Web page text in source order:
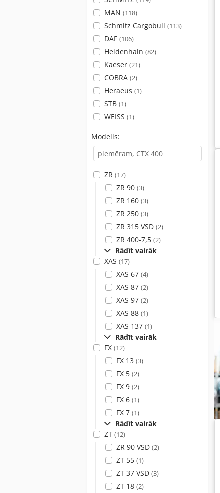
MAN (118)
Schmitz Cargobull (113)
DAF (106)
Heidenhain (82)
Kaeser (21)
COBRA (2)
Heraeus (1)
STB (1)
WEISS (1)
Modelis:
ZR (17)
ZR 90 (3)
ZR 160 (3)
ZR 250 (3)
ZR 315 VSD (2)
ZR 400-7,5 (2)
Rādīt vairāk
XAS (17)
XAS 67 (4)
XAS 87 (2)
XAS 97 (2)
XAS 88 (1)
XAS 137 (1)
Rādīt vairāk
FX (12)
FX 13 (3)
FX 5 (2)
FX 9 (2)
FX 6 (1)
FX 7 (1)
Rādīt vairāk
ZT (12)
ZR 90 VSD (2)
ZT 55 (1)
ZT 37 VSD (3)
ZT 18 (2)